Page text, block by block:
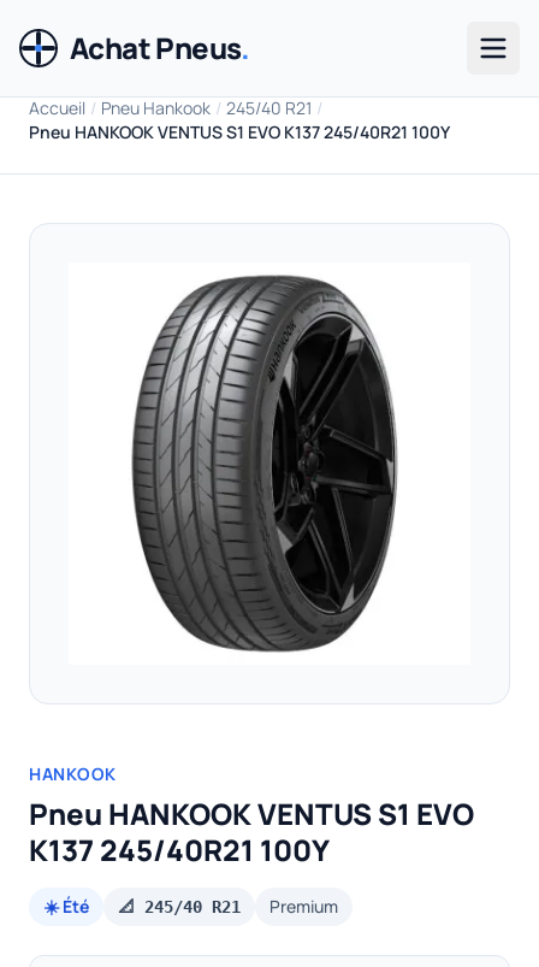
Achat Pneus.
Accueil / Pneu Hankook / 245/40 R21 /
Pneu HANKOOK VENTUS S1 EVO K137 245/40R21 100Y
HANKOOK
Pneu HANKOOK VENTUS S1 EVO
K137 245/40R21 100Y
☀️ Été 📐 245/40 R21 Premium